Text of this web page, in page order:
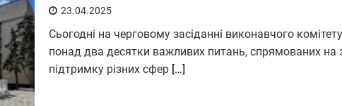
23.04.2025
Сьогодні на черговому засіданні виконавчого
понад два десятки важливих питань, спрямованих на
підтримку різних сфер […]